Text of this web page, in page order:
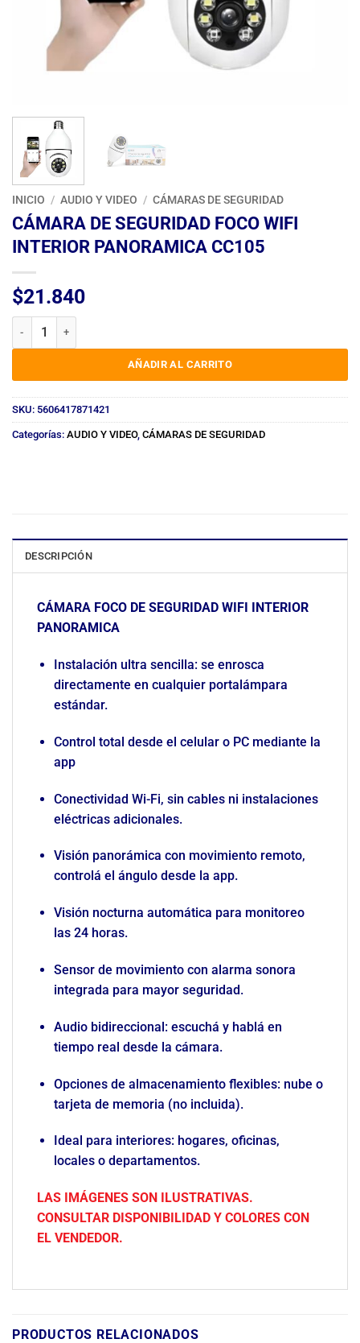
INICIO / AUDIO Y VIDEO / CÁMARAS DE SEGURIDAD
CÁMARA DE SEGURIDAD FOCO WIFI
INTERIOR PANORAMICA CC105
$21.840
CÁMARA DE SEGURIDAD FOCO WIFI INTERIOR PANORAMICA
AÑADIR AL CARRITO
SKU: 5606417871421
Categorías: AUDIO Y VIDEO, CÁMARAS DE SEGURIDAD
DESCRIPCIÓN
CÁMARA FOCO DE SEGURIDAD WIFI INTERIOR
PANORAMICA
Instalación ultra sencilla: se enrosca
directamente en cualquier portalámpara
estándar.
Control total desde el celular o PC mediante la
app
Conectividad Wi-Fi, sin cables ni instalaciones
eléctricas adicionales.
Visión panorámica con movimiento remoto,
controlá el ángulo desde la app.
Visión nocturna automática para monitoreo
las 24 horas.
Sensor de movimiento con alarma sonora
integrada para mayor seguridad.
Audio bidireccional: escuchá y hablá en
tiempo real desde la cámara.
Opciones de almacenamiento flexibles: nube o
tarjeta de memoria (no incluida).
Ideal para interiores: hogares, oficinas,
locales o departamentos.
LAS IMÁGENES SON ILUSTRATIVAS.
CONSULTAR DISPONIBILIDAD Y COLORES CON
EL VENDEDOR.
PRODUCTOS RELACIONADOS